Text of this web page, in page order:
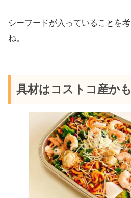
シーフードが入っていることを
ね。
具材はコストコ産かも